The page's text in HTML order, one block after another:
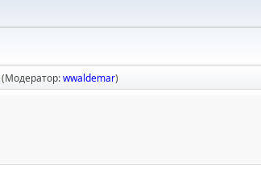
(Модератор:wwaldemar)